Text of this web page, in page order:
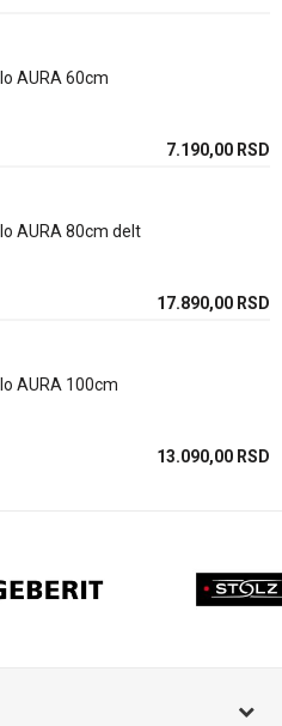
AURA 60cm
7.190,00 RSD
AURA 80cm delt
17.890,00 RSD
AURA 100cm
13.090,00 RSD